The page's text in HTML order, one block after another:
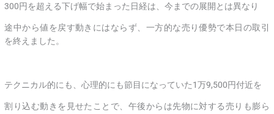
300円を超える下げ幅で始まった日経は、今までの展開とは異なり
途中から値を戻す動きにはならず、一方的な売り優勢で本日の取引
を終えました。
テクニカル的にも、心理的にも節目になっていた1万9,500円付近を
割り込む動きを見せたことで、午後からは先物に対する売りも膨ら